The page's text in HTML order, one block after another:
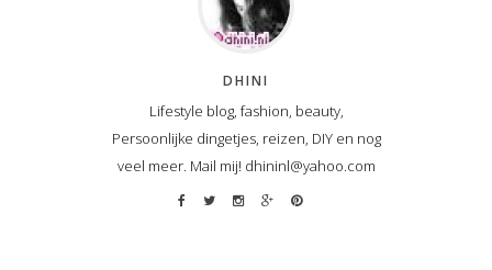
DHINI
Lifestyle blog, fashion, beauty,
Persoonlijke dingetjes, reizen, DIY en nog
veel meer. Mail mij! dhininl@yahoo.com